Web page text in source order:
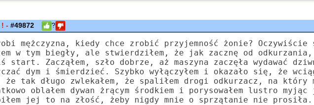
! -#49872 ?
mężczyzna, kiedy chce zrobić przyjemność żonie?
w tym biegły, ale stwierdziłem, że jak zacznę od
start. Zacząłem, szło dobrze, aż maszyna zaczęła wydawać
dym i śmierdzieć. Szybko wyłączyłem i okazało się, że
że tak długo zwlekałem, że spaliłem drogi odkurzacz, na który
oblałem dywan żrącym środkiem i porysowałem lustro
jej to na złość, żeby nigdy mnie o sprzątanie nie prosiła.